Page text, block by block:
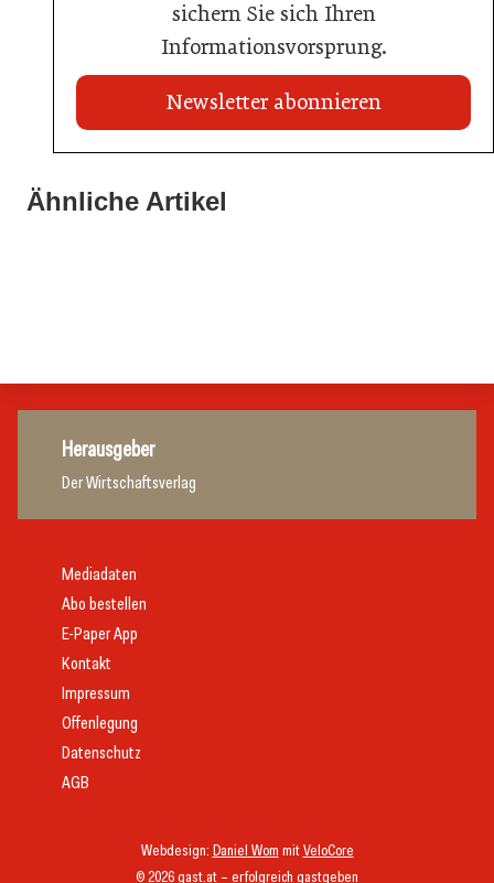
sichern Sie sich Ihren
Informationsvorsprung.
Newsletter abonnieren
Ähnliche Artikel
War die Fußball-WM 2026 für Ihren Betrieb ein
21. Juli 2026
Stipendium für Nachwuchstalent in der Wiener
Herausgeber
Der Wirtschaftsverlag
© 2026 gast.at – erfolgreich gastgeben
Webdesign: Daniel Wom mitVeloCore
Mediadaten
Abo bestellen
E-Paper App
Kontakt
Impressum
Offenlegung
Datenschutz
AGB